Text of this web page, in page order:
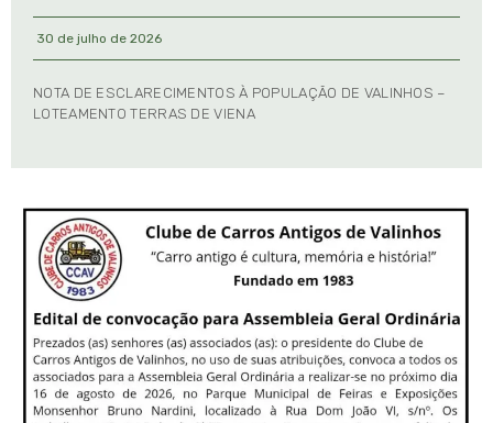
30 de julho de 2026
NOTA DE ESCLARECIMENTOS À POPULAÇÃO DE VALINHOS –
LOTEAMENTO TERRAS DE VIENA